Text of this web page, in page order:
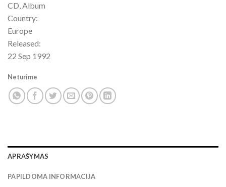
CD, Album
Country:
Europe
Released:
22 Sep 1992
Neturime
APRAŠYMAS
PAPILDOMA INFORMACIJA